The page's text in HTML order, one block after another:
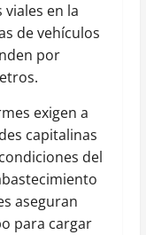
en la
de vehículos
por
exigen a
capitalinas
del
aseguran
para cargar